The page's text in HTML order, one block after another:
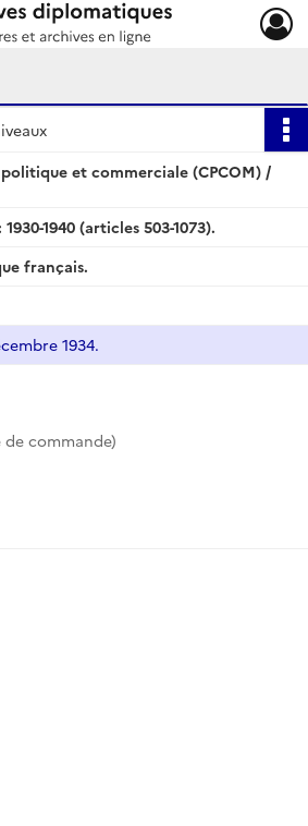
et commerciale (CPCOM) /
1940 (articles 503-1073).
français.
1934.
de commande)